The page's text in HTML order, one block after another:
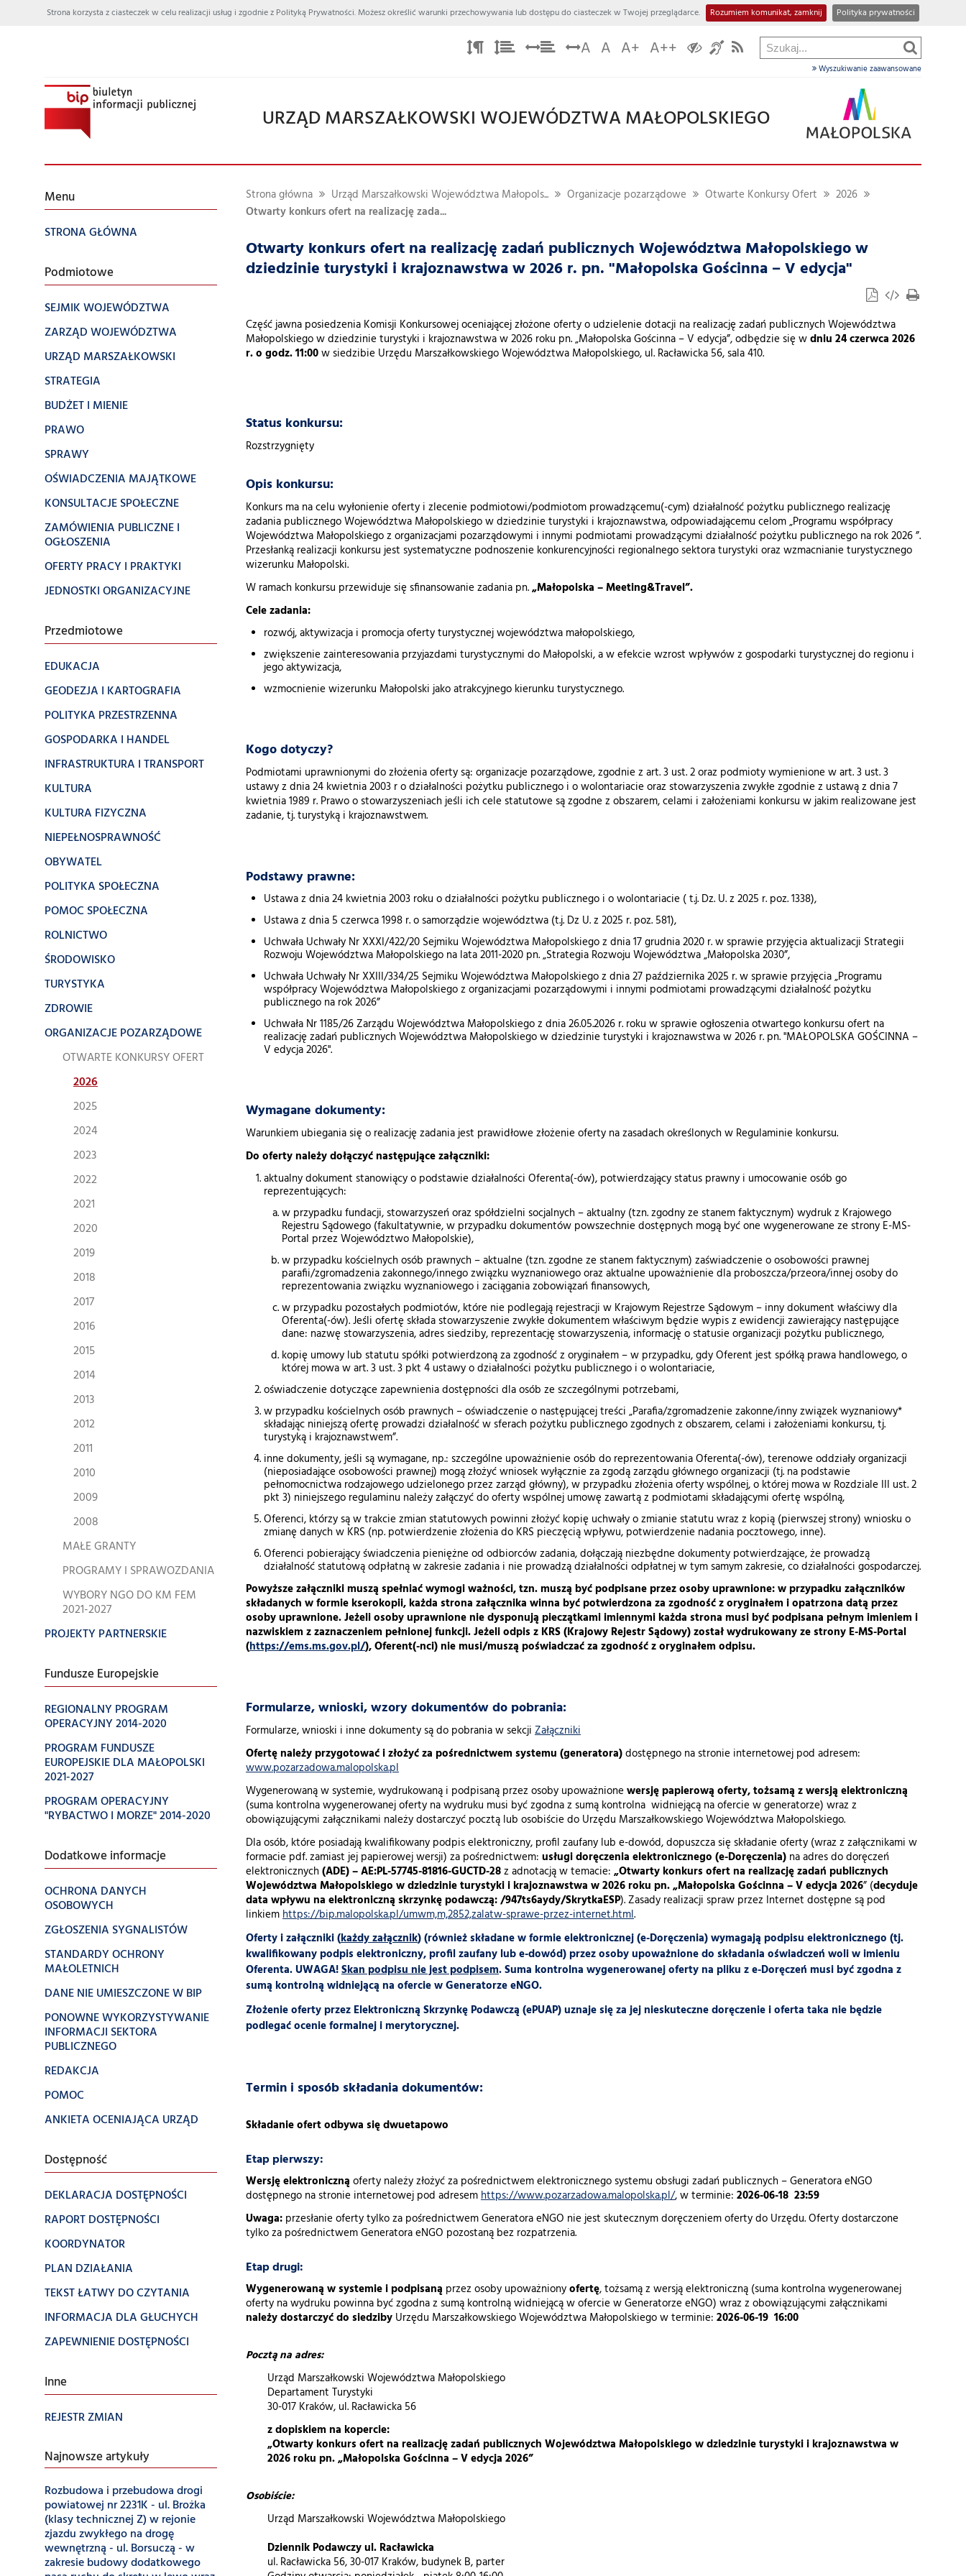
Strona korzysta z ciasteczek w celu realizacji usług i zgodnie z Polityką Prywatności. Możesz określić warunki przechowywania lub dostępu do ciasteczek w Twojej przeglądarce. Rozumiem komunikat, zamknij Polityka prywatności
A A A+ A++
Wyszukiwanie zaawansowane
URZĄD MARSZAŁKOWSKI WOJEWÓDZTWA MAŁOPOLSKIEGO
Menu
STRONA GŁÓWNA
Podmiotowe
SEJMIK WOJEWÓDZTWA
ZARZĄD WOJEWÓDZTWA
URZĄD MARSZAŁKOWSKI
STRATEGIA
BUDŻET I MIENIE
PRAWO
SPRAWY
OŚWIADCZENIA MAJĄTKOWE
KONSULTACJE SPOŁECZNE
ZAMÓWIENIA PUBLICZNE I
OGŁOSZENIA
OFERTY PRACY I PRAKTYKI
JEDNOSTKI ORGANIZACYJNE
Przedmiotowe
EDUKACJA
GEODEZJA I KARTOGRAFIA
POLITYKA PRZESTRZENNA
GOSPODARKA I HANDEL
INFRASTRUKTURA I TRANSPORT
KULTURA
KULTURA FIZYCZNA
NIEPEŁNOSPRAWNOŚĆ
OBYWATEL
POLITYKA SPOŁECZNA
POMOC SPOŁECZNA
ROLNICTWO
ŚRODOWISKO
TURYSTYKA
ZDROWIE
ORGANIZACJE POZARZĄDOWE
OTWARTE KONKURSY OFERT
2026
2025
2024
2023
2022
2021
2020
2019
2018
2017
2016
2015
2014
2013
2012
2011
2010
2009
2008
MAŁE GRANTY
PROGRAMY I SPRAWOZDANIA
WYBORY NGO DO KM FEM
2021-2027
PROJEKTY PARTNERSKIE
Fundusze Europejskie
REGIONALNY PROGRAM
OPERACYJNY 2014-2020
PROGRAM FUNDUSZE
EUROPEJSKIE DLA MAŁOPOLSKI
2021-2027
PROGRAM OPERACYJNY
"RYBACTWO I MORZE" 2014-2020
Dodatkowe informacje
OCHRONA DANYCH
OSOBOWYCH
ZGŁOSZENIA SYGNALISTÓW
STANDARDY OCHRONY
MAŁOLETNICH
DANE NIE UMIESZCZONE W BIP
PONOWNE WYKORZYSTYWANIE
INFORMACJI SEKTORA
PUBLICZNEGO
REDAKCJA
POMOC
ANKIETA OCENIAJĄCA URZĄD
Dostępność
DEKLARACJA DOSTĘPNOŚCI
RAPORT DOSTĘPNOŚCI
KOORDYNATOR
PLAN DZIAŁANIA
TEKST ŁATWY DO CZYTANIA
INFORMACJA DLA GŁUCHYCH
ZAPEWNIENIE DOSTĘPNOŚCI
Inne
REJESTR ZMIAN
Najnowsze artykuły
Rozbudowa i przebudowa drogi
powiatowej nr 2231K - ul. Brożka
(klasy technicznej Z) w rejonie
zjazdu zwykłego na drogę
wewnętrzną - ul. Borsuczą - w
zakresie budowy dodatkowego
Strona główna Urząd Marszałkowski Województwa Małopols... Organizacje pozarządowe Otwarte Konkursy Ofert
2026
Otwarty konkurs ofert na realizację zada...
Otwarty konkurs ofert na realizację zadań publicznych Województwa Małopolskiego w
dziedzinie turystyki i krajoznawstwa w 2026 r. pn. "Małopolska Gościnna – V edycja"
Część jawna posiedzenia Komisji Konkursowej oceniającej złożone oferty o udzielenie dotacji na realizację zadań publicznych Województwa
Małopolskiego w dziedzinie turystyki i krajoznawstwa w 2026 roku pn. „Małopolska Gościnna – V edycja”, odbędzie się wdniu 24 czerwca 2026
r. o godz.11:00w siedzibie Urzędu Marszałkowskiego Województwa Małopolskiego, ul. Racławicka 56, sala 410.
Status konkursu:
Rozstrzygnięty
Opis konkursu:
Konkurs ma na celu wyłonienie oferty i zlecenie podmiotowi/podmiotom prowadzącemu(-cym) działalność pożytku publicznego realizację
zadania publicznego Województwa Małopolskiego w dziedzinie turystyki i krajoznawstwa, odpowiadającemu celom „Programu współpracy
Województwa Małopolskiego z organizacjami pozarządowymi i innymi podmiotami prowadzącymi działalność pożytku publicznego na rok 2026 ”.
Przesłanką realizacji konkursu jest systematyczne podnoszenie konkurencyjności regionalnego sektora turystyki oraz wzmacnianie turystycznego
wizerunku Małopolski.
W ramach konkursu przewiduje się sfinansowanie zadania pn.„Małopolska – Meeting&Travel”.
Cele zadania:
rozwój, aktywizacja i promocja oferty turystycznej województwa małopolskiego,
zwiększenie zainteresowania przyjazdami turystycznymi do Małopolski, a w efekcie wzrost wpływów z gospodarki turystycznej do regionu i
jego aktywizacja,
wzmocnienie wizerunku Małopolski jako atrakcyjnego kierunku turystycznego.
Kogo dotyczy?
Podmiotami uprawnionymi do złożenia oferty są: organizacje pozarządowe, zgodnie z art. 3 ust. 2 oraz podmioty wymienione w art. 3 ust. 3
ustawy z dnia 24 kwietnia 2003 r o działalności pożytku publicznego i o wolontariacie oraz stowarzyszenia zwykłe zgodnie z ustawą z dnia 7
kwietnia 1989 r. Prawo o stowarzyszeniach jeśli ich cele statutowe są zgodne z obszarem, celami i założeniami konkursu w jakim realizowane jest
zadanie, tj. turystyką i krajoznawstwem.
Podstawy prawne:
Ustawa z dnia 24 kwietnia 2003 roku o działalności pożytku publicznego i o wolontariacie ( t.j. Dz. U. z 2025 r. poz. 1338),
Ustawa z dnia 5 czerwca 1998 r. o samorządzie województwa (t.j. Dz U. z 2025 r. poz. 581),
Uchwała Uchwały Nr XXXI/422/20 Sejmiku Województwa Małopolskiego z dnia 17 grudnia 2020 r. w sprawie przyjęcia aktualizacji Strategii
Rozwoju Województwa Małopolskiego na lata 2011-2020 pn. „Strategia Rozwoju Województwa „Małopolska 2030”,
Uchwała Uchwały Nr XXIII/334/25 Sejmiku Województwa Małopolskiego z dnia 27 października 2025 r. w sprawie przyjęcia „Programu
współpracy Województwa Małopolskiego z organizacjami pozarządowymi i innymi podmiotami prowadzącymi działalność pożytku
publicznego na rok 2026”
Uchwała Nr 1185/26 Zarządu Województwa Małopolskiego z dnia 26.05.2026 r. roku w sprawie ogłoszenia otwartego konkursu ofert na
realizację zadań publicznych Województwa Małopolskiego w dziedzinie turystyki i krajoznawstwa w 2026 r. pn. "MAŁOPOLSKA GOŚCINNA –
V edycja 2026".
Wymagane dokumenty:
Warunkiem ubiegania się o realizację zadania jest prawidłowe złożenie oferty na zasadach określonych w Regulaminie konkursu.
Do oferty należy dołączyć następujące załączniki:
aktualny dokument stanowiący o podstawie działalności Oferenta(-ów), potwierdzający status prawny i umocowanie osób go
reprezentujących:
w przypadku fundacji, stowarzyszeń oraz spółdzielni socjalnych – aktualny (tzn. zgodny ze stanem faktycznym) wydruk z Krajowego
Rejestru Sądowego (fakultatywnie, w przypadku dokumentów powszechnie dostępnych mogą być one wygenerowane ze strony E-MS-
Portal przez Województwo Małopolskie),
w przypadku kościelnych osób prawnych – aktualne (tzn. zgodne ze stanem faktycznym) zaświadczenie o osobowości prawnej
parafii/zgromadzenia zakonnego/innego związku wyznaniowego oraz aktualne upoważnienie dla proboszcza/przeora/innej osoby do
reprezentowania związku wyznaniowego i zaciągania zobowiązań finansowych,
w przypadku pozostałych podmiotów, które nie podlegają rejestracji w Krajowym Rejestrze Sądowym – inny dokument właściwy dla
Oferenta(-ów). Jeśli ofertę składa stowarzyszenie zwykłe dokumentem właściwym będzie wypis z ewidencji zawierający następujące
dane: nazwę stowarzyszenia, adres siedziby, reprezentację stowarzyszenia, informację o statusie organizacji pożytku publicznego,
kopię umowy lub statutu spółki potwierdzoną za zgodność z oryginałem – w przypadku, gdy Oferent jest spółką prawa handlowego, o
której mowa w art. 3 ust. 3 pkt 4 ustawy o działalności pożytku publicznego i o wolontariacie,
oświadczenie dotyczące zapewnienia dostępności dla osób ze szczególnymi potrzebami,
w przypadku kościelnych osób prawnych – oświadczenie o następującej treści „Parafia/zgromadzenie zakonne/inny związek wyznaniowy*
składając niniejszą ofertę prowadzi działalność w sferach pożytku publicznego zgodnych z obszarem, celami i założeniami konkursu, tj.
turystyką i krajoznawstwem”.
inne dokumenty, jeśli są wymagane, np.: szczególne upoważnienie osób do reprezentowania Oferenta(-ów), terenowe oddziały organizacji
(nieposiadające osobowości prawnej) mogą złożyć wniosek wyłącznie za zgodą zarządu głównego organizacji (tj. na podstawie
pełnomocnictwa rodzajowego udzielonego przez zarząd główny), w przypadku złożenia oferty wspólnej, o której mowa w Rozdziale III ust. 2
pkt 3) niniejszego regulaminu należy załączyć do oferty wspólnej umowę zawartą z podmiotami składającymi ofertę wspólną,
Oferenci, którzy są w trakcie zmian statutowych powinni złożyć kopię uchwały o zmianie statutu wraz z kopią (pierwszej strony) wniosku o
zmianę danych w KRS (np. potwierdzenie złożenia do KRS pieczęcią wpływu, potwierdzenie nadania pocztowego, inne).
Oferenci pobierający świadczenia pieniężne od odbiorców zadania, dołączają niezbędne dokumenty potwierdzające, że prowadzą
działalność statutową odpłatną w zakresie zadania i nie prowadzą działalności odpłatnej w tym samym zakresie, co działalności gospodarczej.
Powyższe załączniki muszą spełniać wymogi ważności, tzn. muszą być podpisane przez osoby uprawnione: w przypadku załączników
składanych w formie kserokopii, każda strona załącznika winna być potwierdzona za zgodność z oryginałem i opatrzona datą przez
osoby uprawnione. Jeżeli osoby uprawnione nie dysponują pieczątkami imiennymi każda strona musi być podpisana pełnym imieniem i
nazwiskiem z zaznaczeniem pełnionej funkcji. Jeżeli odpis z KRS (Krajowy Rejestr Sądowy) został wydrukowany ze strony E-MS-Portal
(https://ems.ms.gov.pl/), Oferent(-nci) nie musi/muszą poświadczać za zgodność z oryginałem odpisu.
Formularze, wnioski, wzory dokumentów do pobrania:
Formularze, wnioski i inne dokumenty są do pobrania w sekcji Załączniki
Ofertę należy przygotować i złożyć za pośrednictwem systemu (generatora)dostępnego na stronie internetowej pod adresem:
www.pozarzadowa.malopolska.pl
Wygenerowaną w systemie, wydrukowaną i podpisaną przez osoby upoważnionewersję papierową oferty, tożsamą z wersją elektroniczną
(suma kontrolna wygenerowanej oferty na wydruku musi być zgodna z sumą kontrolna widniejącą na ofercie w generatorze) wraz z
obowiązującymi załącznikami należy dostarczyć pocztą lub osobiście do Urzędu Marszałkowskiego Województwa Małopolskiego.
Dla osób, które posiadają kwalifikowany podpis elektroniczny, profil zaufany lub e-dowód, dopuszcza się składanie oferty (wraz z załącznikami w
formacie pdf. zamiast jej papierowej wersji) za pośrednictwem: usługi doręczenia elektronicznego (e-Doręczenia) na adres do doręczeń
elektronicznych(ADE) – AE:PL-57745-81816-GUCTD-28zadnotacją w temacie: „Otwarty konkurs ofert na realizację zadań publicznych
Województwa Małopolskiego w dziedzinie turystyki i krajoznawstwa w 2026 roku pn. „Małopolska Gościnna – V edycja 2026” (decyduje
data wpływu na elektroniczną skrzynkę podawczą: /947ts6aydy/SkrytkaESP). Zasady realizacji spraw przez Internet dostępne są pod
linkiemhttps://bip.malopolska.pl/umwm,m,2852,zalatw-sprawe-przez-internet.html.
Oferty i załączniki (każdy załącznik) (również składane w formie elektronicznej (e-Doręczenia) wymagają podpisu elektronicznego (tj.
kwalifikowany podpis elektroniczny, profil zaufany lub e-dowód) przez osoby upoważnione do składania oświadczeń woli w imieniu
Oferenta.UWAGA!Skan podpisu nie jest podpisem.Suma kontrolna wygenerowanej oferty na pliku z e-Doręczeń musi być zgodna z
sumą kontrolną widniejącą na ofercie w Generatorze eNGO.
Złożenie oferty przez Elektroniczną Skrzynkę Podawczą (ePUAP) uznaje się za jej nieskuteczne doręczenie i oferta taka nie będzie
podlegać ocenie formalnej i merytorycznej.
Termin i sposób składania dokumentów:
Składanie ofert odbywa się dwuetapowo
Etap pierwszy:
Wersję elektronicznąoferty należy złożyć za pośrednictwem elektronicznego systemu obsługi zadań publicznych – Generatora eNGO
dostępnego na stronie internetowej pod adresemhttps://www.pozarzadowa.malopolska.pl/, w terminie: 2026-06-18 23:59
Uwaga: przesłanie oferty tylko za pośrednictwem Generatora eNGO nie jest skutecznym doręczeniem oferty do Urzędu. Oferty dostarczone
tylko za pośrednictwem Generatora eNGO pozostaną bez rozpatrzenia.
Etap drugi:
Wygenerowaną w systemie i podpisaną przez osoby upoważnionyofertę, tożsamą z wersją elektroniczną (suma kontrolna wygenerowanej
oferty na wydruku powinna być zgodna z sumą kontrolną widniejącą w ofercie w Generatorze eNGO) wraz z obowiązującymi załącznikami
należy dostarczyć do siedziby Urzędu Marszałkowskiego Województwa Małopolskiego w terminie: 2026-06-19 16:00
Pocztą na adres:
Urząd Marszałkowski Województwa Małopolskiego
Departament Turystyki
30-017 Kraków, ul. Racławicka 56
z dopiskiem na kopercie:
„Otwarty konkurs ofert na realizację zadań publicznych Województwa Małopolskiego w dziedzinie turystyki i krajoznawstwa w
2026 roku pn. „Małopolska Gościnna – V edycja 2026”
Osobiście:
Urząd Marszałkowski Województwa Małopolskiego
Dziennik Podawczy ul. Racławicka
ul. Racławicka 56, 30-017 Kraków, budynek B, parter